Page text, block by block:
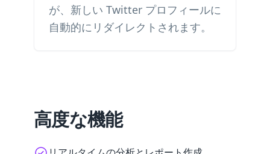
が、新しい Twitter プロフィールに
自動的にリダイレクトされます。
高度な機能